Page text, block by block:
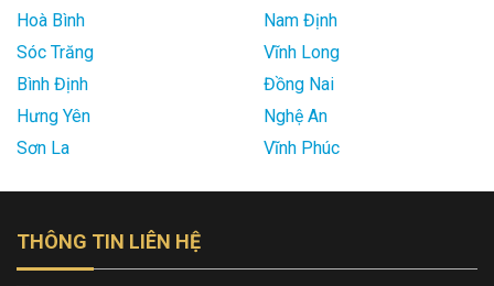
Hoà Bình
Nam Định
Sóc Trăng
Vĩnh Long
Bình Định
Đồng Nai
Hưng Yên
Nghệ An
Sơn La
Vĩnh Phúc
THÔNG TIN LIÊN HỆ